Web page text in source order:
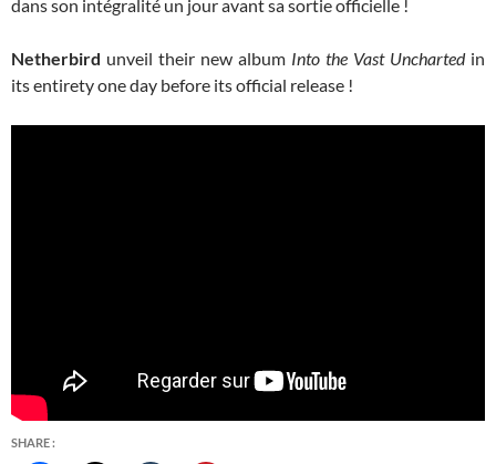
dans son intégralité un jour avant sa sortie officielle !
Netherbird unveil their new album Into the Vast Uncharted in
its entirety one day before its official release !
SHARE :